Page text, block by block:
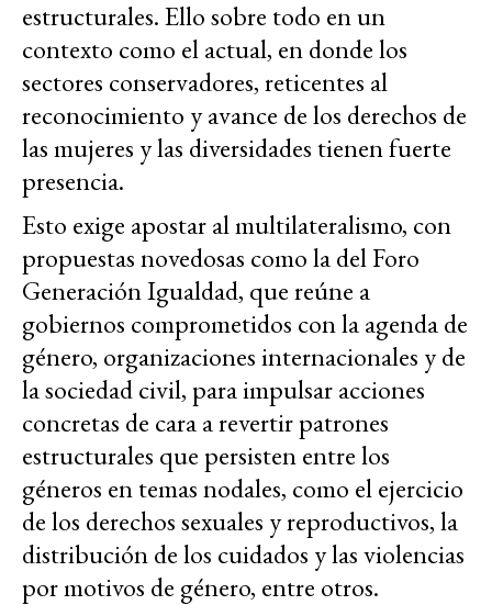
estructurales. Ello sobre todo en un
contexto como el actual, en donde los
sectores conservadores, reticentes al
reconocimiento y avance de los derechos de
las mujeres y las diversidades tienen fuerte
presencia.
Esto exige apostar al multilateralismo, con
propuestas novedosas como la del Foro
Generación Igualdad, que reúne a
gobiernos comprometidos con la agenda de
género, organizaciones internacionales y de
la sociedad civil, para impulsar acciones
concretas de cara a revertir patrones
estructurales que persisten entre los
géneros en temas nodales, como el ejercicio
de los derechos sexuales y reproductivos, la
distribución de los cuidados y las violencias
por motivos de género, entre otros.